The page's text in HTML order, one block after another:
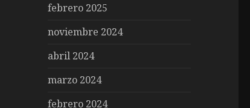
febrero 2025
noviembre 2024
abril 2024
marzo 2024
febrero 2024